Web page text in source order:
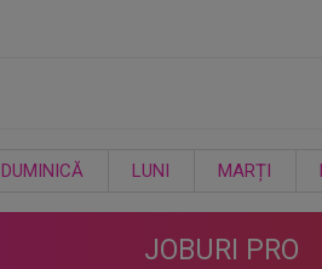
DUMINICĂ LUNI MARȚI
JOBURI PRO